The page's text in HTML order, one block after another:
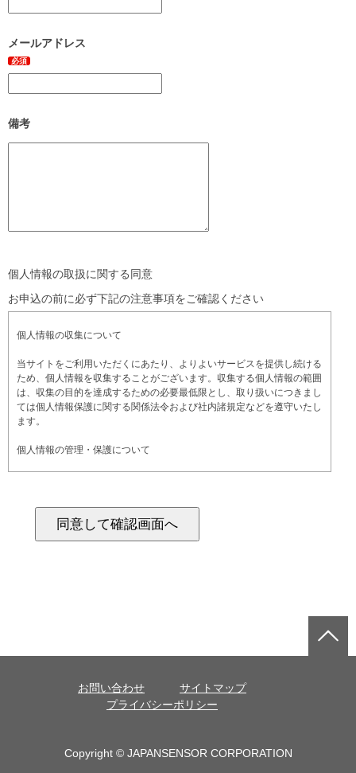
メールアドレス
必須
備考
個人情報の取扱に関する同意
お申込の前に必ず下記の注意事項をご確認ください
個人情報の収集について
当サイトをご利用いただくにあたり、よりよいサービスを提供し続ける
ため、個人情報を収集することがございます。収集する個人情報の範囲
は、収集の目的を達成するための必要最低限とし、取り扱いにつきまし
ては個人情報保護に関する関係法令および社内諸規定などを遵守いたし
ます。
個人情報の管理・保護について
ない限り、個人識別が可能な状態で第三者に個人情報を提供しないもの
とします。当サイトへのアクセスにより、他のお客様が個人情報を閲覧
必要に応じてお客様にご連絡を行うため
個人情報保護方針の改善
要性が生じた際に、適宜改善を行います。
お問い合わせ
サイトマップ
プライバシーポリシー
Copyright © JAPANSENSOR CORPORATION